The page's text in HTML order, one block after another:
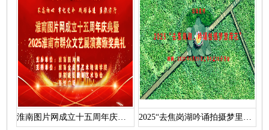
淮南图片网成立十五周年庆典暨 “2025淮南市群众文艺展演赛颁奖典礼”文艺演出（上） 2025“去焦岗湖吟诵拍摄梦里荷花”活动直播回放